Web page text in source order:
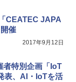
CEATEC JAPA
催
2017年9月12日
特別企画「IoT
表、AI・IoTを活